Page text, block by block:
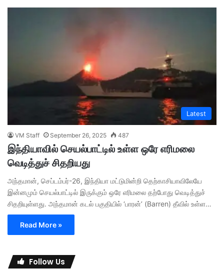
Latest
VM Staff September 26, 2025 487
இந்தியாவில் செயல்பாட்டில் உள்ள ஒரே எரிமலை
வெடித்துச் சிதறியது
அந்தமான், செப்டம்பர்-26, இந்தியா மட்டுமின்றி தெற்காசியாவிலேயே
இன்னமும் செயல்பாட்டில் இருக்கும் ஒரே எரிமலை தற்போது வெடித்துச்
சிதறியுள்ளது. அந்தமான் கடல் பகுதியில் ‘பாரன்’ (Barren) தீவில் உள்ள…
Read More »
Follow Us